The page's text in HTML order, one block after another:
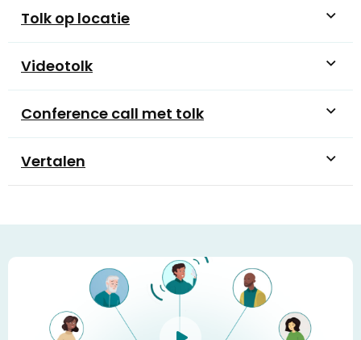
Tolk op locatie
Videotolk
Conference call met tolk
Vertalen